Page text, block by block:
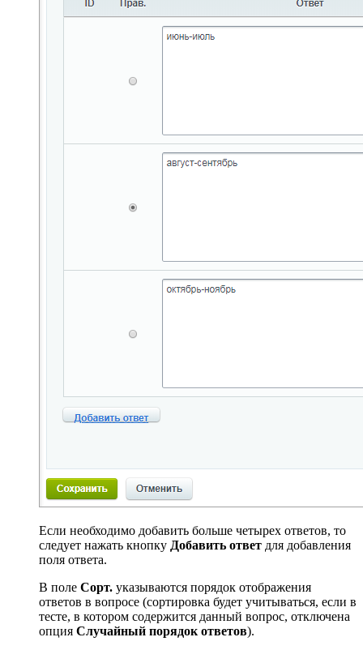
Если необходимо добавить больше четырех ответов, то
следует нажать кнопку Добавить ответ для добавления
поля ответа.
В поле Сорт. указываются порядок отображения
ответов в вопросе (сортировка будет учитываться, если в
тесте, в котором содержится данный вопрос, отключена
опция Случайный порядок ответов).